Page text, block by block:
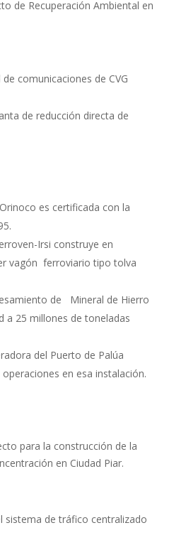
de Recuperación Ambiental en
comunicaciones de CVG
de reducción directa de
es certificada con la
Irsi construye en
vagón ferroviario tipo tolva
de Mineral de Hierro
a 25 millones de toneladas
del Puerto de Palúa
en esa instalación.
para la construcción de la
en Ciudad Piar.
sistema de tráfico centralizado